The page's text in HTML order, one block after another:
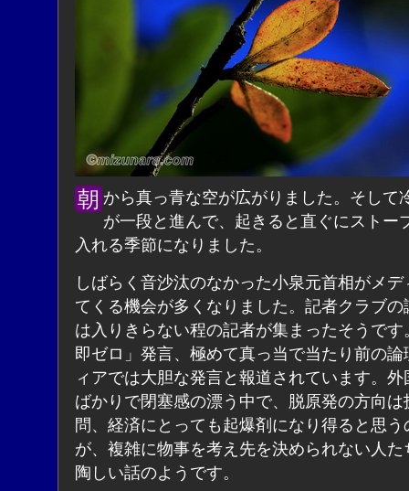
朝から真っ青な空が広がりました。そして冷え込み
が一段と進んで、起きると直ぐにストー
入れる季節になりました。
しばらく音沙汰のなかった小泉元首相がメデ
てくる機会が多くなりました。記者クラブの
は入りきらない程の記者が集まったそうです
即ゼロ」発言、極めて真っ当で当たり前の論
ィアでは大胆な発言と報道されています。外
ばかりで閉塞感の漂う中で、脱原発の方向は
問、経済にとっても起爆剤になり得ると思う
が、複雑に物事を考え先を決められない人た
陶しい話のようです。